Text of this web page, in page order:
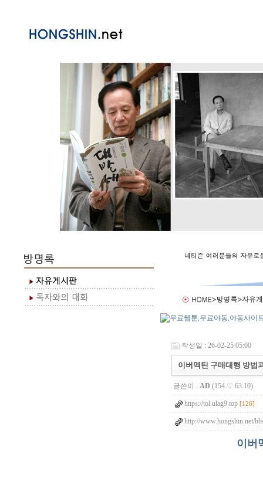
작성일 : 26-02-25 05:00
이버멕틴 구매대행 방법
글쓴이 : AD (154.♡.63.10)
https://tol.ulag9.top [126]
http://www.hongshin.net/
이버